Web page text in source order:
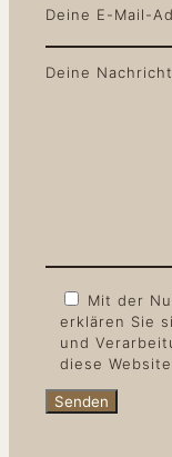
Deine E-Mail-
Deine
Mit der
erklären Sie
und
diese